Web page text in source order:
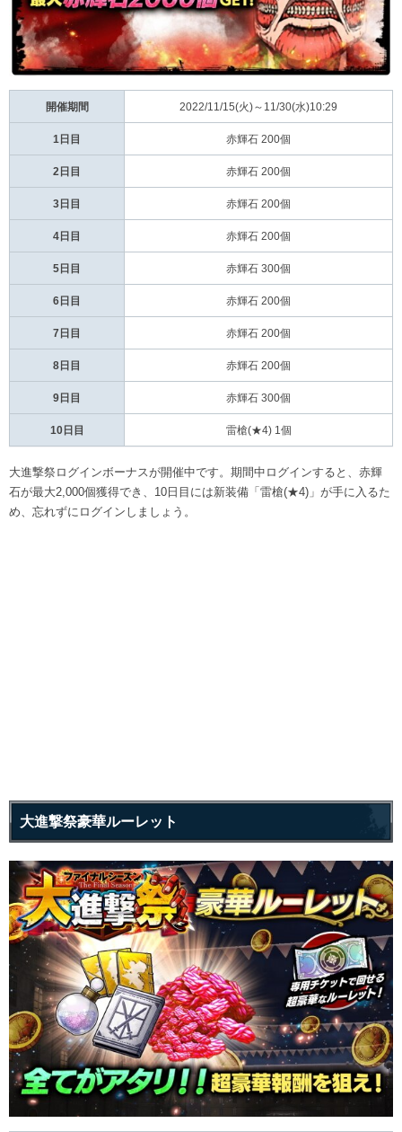
開催期間 2022/11/15(火)～11/30(水)10:29
1日目 赤輝石 200個
2日目 赤輝石 200個
3日目 赤輝石 200個
4日目 赤輝石 200個
5日目 赤輝石 300個
6日目 赤輝石 200個
7日目 赤輝石 200個
8日目 赤輝石 200個
9日目 赤輝石 300個
10日目 雷槍(★4) 1個
大進撃祭ログインボーナスが開催中です。期間中ログインすると、赤輝
石が最大2,000個獲得でき、10日目には新装備「雷槍(★4)」が手に入るた
め、忘れずにログインしましょう。
大進撃祭豪華ルーレット